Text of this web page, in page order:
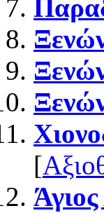
[